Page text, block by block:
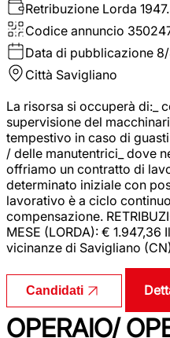
Retribuzione Lorda
Codice annuncio
Data di pubblicazione
Città Savigliano
La risorsa si occuperà di:_
supervisione del
tempestivo in caso di
/ delle manutentrici_ dove
offriamo un contratto di
determinato iniziale con
lavorativo è a ciclo
compensazione.
MESE (LORDA): €
vicinanze di Savigliano
Candidati
OPERAIO/